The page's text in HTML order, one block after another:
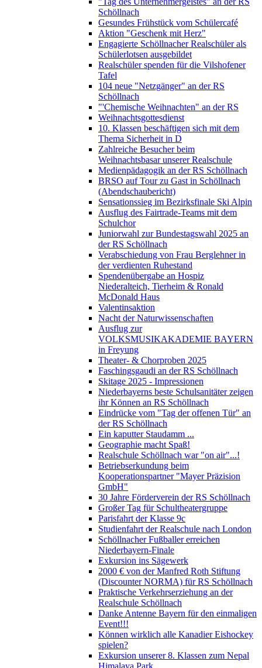
Schöllnach
Gesundes Frühstück vom Schülercafé
Aktion "Geschenk mit Herz"
Engagierte Schöllnacher Realschüler als
Schülerlotsen ausgebildet
Realschüler spenden für die Vilshofener
Tafel
104 neue "Netzgänger" an der RS
Schöllnach
"'Chemische Weihnachten" an der RS
Weihnachtsgottesdienst
10. Klassen beschäftigen sich mit dem
Thema Sicherheit in D
Zahlreiche Besucher beim
Weihnachtsbasar unserer Realschule
Medienpädagogik an der RS Schöllnach
BRSO auf Tour zu Gast in Schöllnach
(Abendschaubericht)
Sensationssieg im Bezirksfinale Ski Alpin
Ausflug des Fairtrade-Teams mit dem
Schulchor
Juniorwahl zur Bundestagswahl 2025 an
der RS Schöllnach
Verabschiedung von Frau Berglehner in
der verdienten Ruhestand
Spendenübergabe an Hospiz
Niederalteich, Tierheim & Ronald
McDonald Haus
Valentinsaktion
Nacht der Naturwissenschaften
Ausflug zur
VOLKSMUSIKAKADEMIE BAYERN
in Freyung
Theater- & Chorproben 2025
Faschingsgaudi an der RS Schöllnach
Skitage 2025 - Impressionen
Niederbayerns beste Schulsanitäter zeigen
ihr Können an RS Schöllnach
Eindrücke vom "Tag der offenen Tür" an
der RS Schöllnach
Ein kaputter Staudamm ...
Geographie macht Spaß!
Realschule Schöllnach war "on air"...!
Betriebserkundung beim
Kooperationspartner "Mayer Präzision
GmbH"
30 Jahre Förderverein der RS Schöllnach
Großer Tag für Schultheatergruppe
Parisfahrt der Klasse 9c
Studienfahrt der Realschule nach London
Schöllnacher Fußballer erreichen
Niederbayern-Finale
Exkursion ins Sägewerk
2000 € von der Manfred Roth Stiftung
(Discounter NORMA) für RS Schöllnach
Praktische Verkehrserziehung an der
Realschule Schöllnach
Danke Antenne Bayern für den einmaligen
Event!!!
Können wirklich alle Kanadier Eishockey
spielen?
Exkursion unserer 8. Klassen zum Nepal
Himalaya Park